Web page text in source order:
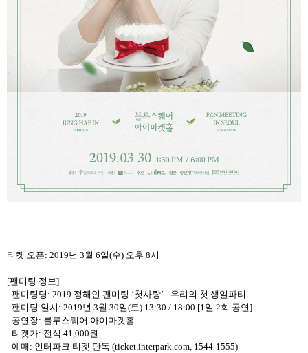
티켓 오픈: 2019년 3월 6일(수) 오후 8시
[팬미팅 정보]
- 팬미팅명 : 2019 정해인 팬미팅 ‘첫사랑’ - 우리의 첫 생일파티
- 팬미팅 일시 : 2019년 3월 30일(토) 13:30 / 18:00 [1일 2회 공연]
- 공연장: 블루스퀘어 아이마켓홀
- 티켓가: 전석 41,000원
- 예매 : 인터파크 티켓 단독 (ticket.interpark.com, 1544-1555)